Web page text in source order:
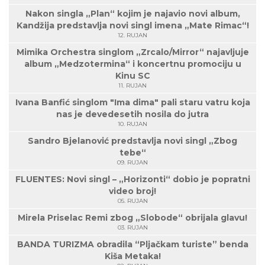
Nakon singla „Plan“ kojim je najavio novi album,
Kandžija predstavlja novi singl imena „Mate Rimac“!
12. RUJAN
Mimika Orchestra singlom „Zrcalo/Mirror“ najavljuje
album „Medzotermina“ i koncertnu promociju u
Kinu SC
11. RUJAN
Ivana Banfić singlom "Ima dima" pali staru vatru koja
nas je devedesetih nosila do jutra
10. RUJAN
Sandro Bjelanović predstavlja novi singl „Zbog
tebe“
09. RUJAN
FLUENTES: Novi singl – „Horizonti“ dobio je popratni
video broj!
05. RUJAN
Mirela Priselac Remi zbog „Slobode“ obrijala glavu!
03. RUJAN
BANDA TURIZMA obradila “Pljačkam turiste” benda
Kiša Metaka!